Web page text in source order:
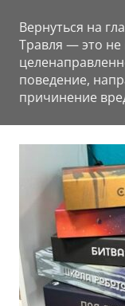
Вернуться на
Травля — это не
поведение,
причинение